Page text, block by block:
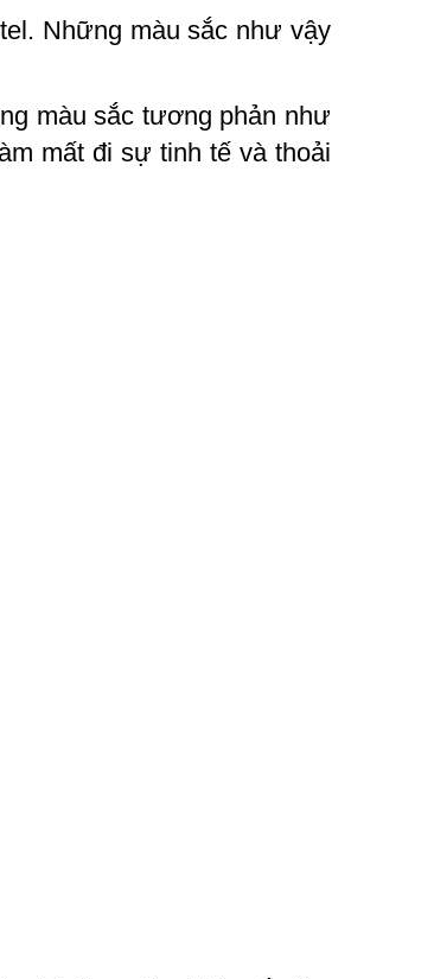
Những màu sắc như vậy
màu sắc tương phản như
mất đi sự tinh tế và thoải